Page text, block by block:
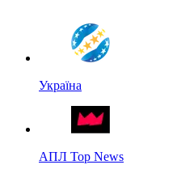
Україна
АПЛ Top News